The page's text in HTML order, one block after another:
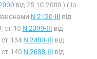
від 25.10.2000 ) ( Із
N 2120-III від
ст.10 N 2399-III від
N 2400-III від
N 2638-III від